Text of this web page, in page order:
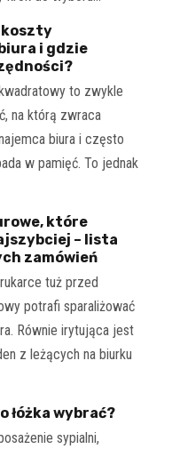
i gdzie
to zwykle
na którą zwraca
biura i często
w pamięć. To jednak
które
– lista
zamówień
tuż przed
potrafi sparaliżować
Równie irytująca jest
z leżących na biurku
łóżka wybrać?
sypialni,